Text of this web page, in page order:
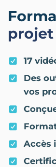
projet
17
Des
vos
Accès